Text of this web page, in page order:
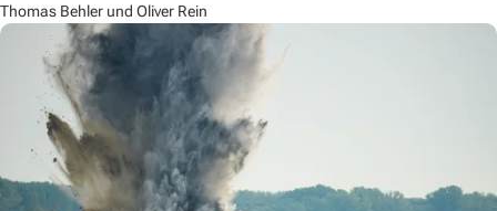
Thomas Behler und Oliver Rein